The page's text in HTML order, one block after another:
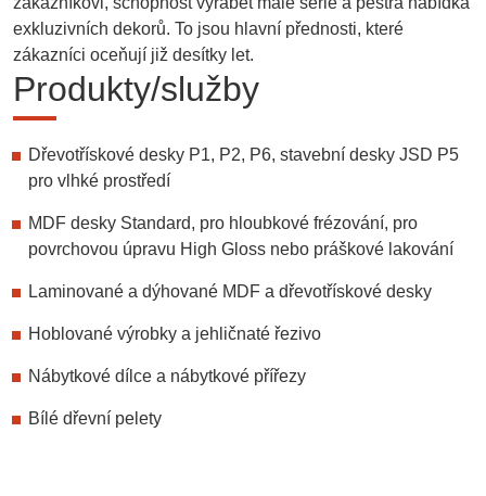
exkluzivních dekorů. To jsou hlavní přednosti, které
zákazníci oceňují již desítky let.
Produkty/služby
Dřevotřískové desky P1, P2, P6, stavební desky JSD P5
pro vlhké prostředí
MDF desky Standard, pro hloubkové frézování, pro
povrchovou úpravu High Gloss nebo práškové lakování
Laminované a dýhované MDF a dřevotřískové desky
Hoblované výrobky a jehličnaté řezivo
Nábytkové dílce a nábytkové přířezy
Bílé dřevní pelety